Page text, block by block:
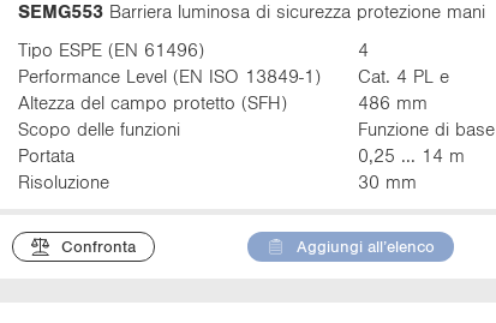
SEMG553Barriera luminosa di sicurezza protezione mani
Tipo ESPE (EN 61496)
4
Performance Level (EN ISO 13849-1)
Cat. 4 PL e
Altezza del campo protetto (SFH)
486 mm
Scopo delle funzioni
Funzione di base
Portata
0,25 ... 14 m
Risoluzione
30 mm
Confronta Aggiungi all’elenco